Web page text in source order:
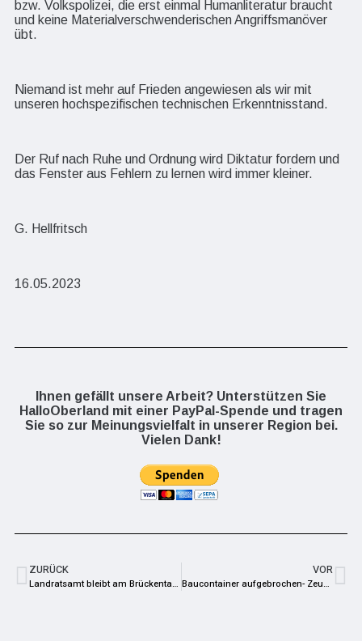
bzw. Volkspolizei, die erst einmal Humanliteratur braucht
und keine Materialverschwenderischen Angriffsmanöver
übt.
Niemand ist mehr auf Frieden angewiesen als wir mit
unseren hochspezifischen technischen Erkenntnisstand.
Der Ruf nach Ruhe und Ordnung wird Diktatur fordern und
das Fenster aus Fehlern zu lernen wird immer kleiner.
G. Hellfritsch
16.05.2023
Ihnen gefällt unsere Arbeit? Unterstützen Sie
HalloOberland mit einer PayPal-Spende und tragen
Sie so zur Meinungsvielfalt in unserer Region bei.
Vielen Dank!
ZURÜCK
Landratsamt bleibt am Brückentag geschlossen
VOR
Baucontainer aufgebrochen- Zeugen gesucht